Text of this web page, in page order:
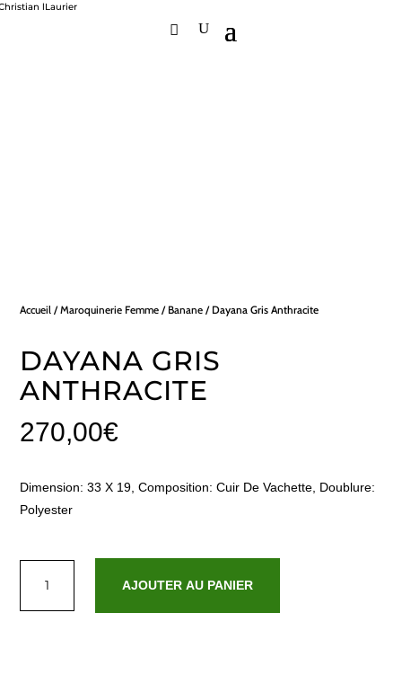
Accueil /Maroquinerie Femme / Banane / Dayana Gris Anthracite
DAYANA GRIS
ANTHRACITE
270,00€
Dimension: 33 X 19, Composition: Cuir De Vachette, Doublure:
Polyester
Dayana
AJOUTER AU PANIER